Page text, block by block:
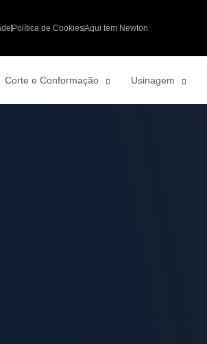
Política de CookiesAqui tem Newton
Corte e Conformação Usinagem